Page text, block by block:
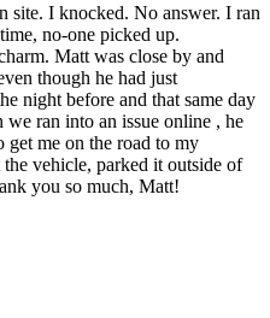
site. I knocked. No answer. I ran
no-one picked up.
Matt was close by and
though he had just
night before and that same day
we ran into an issue online , he
get me on the road to my
vehicle, parked it outside of
you so much, Matt!